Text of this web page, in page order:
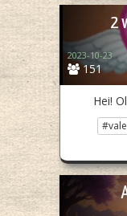
2
151
2023-10-23
Hei!
#vale